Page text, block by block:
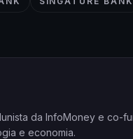
da InfoMoney e co-
e economia.